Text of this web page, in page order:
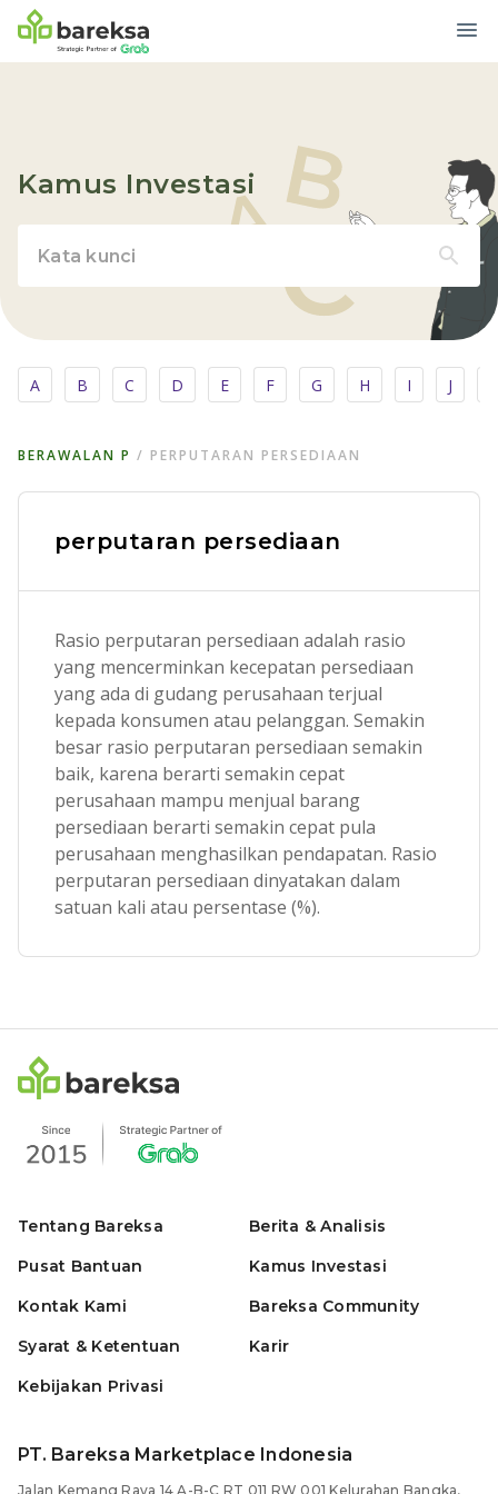
Kamus Investasi
A B C D E F G H I J
BERAWALAN P / PERPUTARAN PERSEDIAAN
perputaran persediaan
Rasio perputaran persediaan adalah rasio
yang mencerminkan kecepatan persediaan
yang ada di gudang perusahaan terjual
kepada konsumen atau pelanggan. Semakin
besar rasio perputaran persediaan semakin
baik, karena berarti semakin cepat
perusahaan mampu menjual barang
persediaan berarti semakin cepat pula
perusahaan menghasilkan pendapatan. Rasio
perputaran persediaan dinyatakan dalam
satuan kali atau persentase (%).
Tentang Bareksa
Pusat Bantuan
Kontak Kami
Syarat & Ketentuan
Kebijakan Privasi
Berita & Analisis
Kamus Investasi
Bareksa Community
Karir
PT. Bareksa Marketplace Indonesia
Jalan Kemang Raya 14 A-B-C RT 011 RW 001 Kelurahan Bangka,